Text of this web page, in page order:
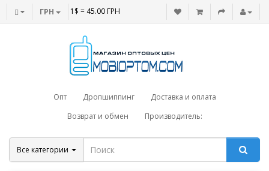
ГРН 1$ = 45.00 ГРН
Опт Дропшиппинг
Доставка и оплата
Возврат и обмен
Производитель:
Все категории